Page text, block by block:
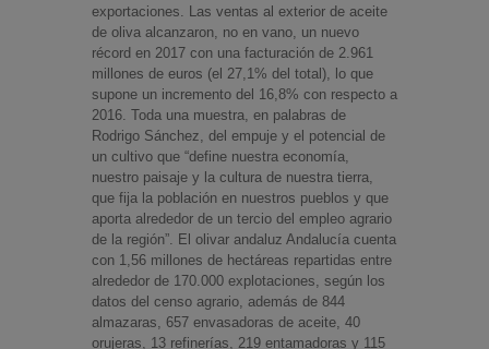
exportaciones. Las ventas al exterior de aceite
de oliva alcanzaron, no en vano, un nuevo
récord en 2017 con una facturación de 2.961
millones de euros (el 27,1% del total), lo que
supone un incremento del 16,8% con respecto a
2016. Toda una muestra, en palabras de
Rodrigo Sánchez, del empuje y el potencial de
un cultivo que “define nuestra economía,
nuestro paisaje y la cultura de nuestra tierra,
que fija la población en nuestros pueblos y que
aporta alrededor de un tercio del empleo agrario
de la región”. El olivar andaluz Andalucía cuenta
con 1,56 millones de hectáreas repartidas entre
alrededor de 170.000 explotaciones, según los
datos del censo agrario, además de 844
almazaras, 657 envasadoras de aceite, 40
orujeras, 13 refinerías, 219 entamadoras y 115